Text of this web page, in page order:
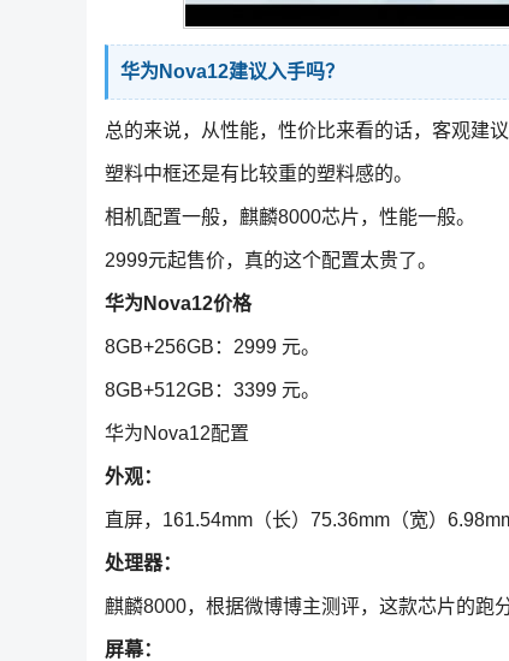
华为Nova12建议入手吗？
总的来说，从性能，性价比来看的话，客观建议
塑料中框还是有比较重的塑料感的。
相机配置一般，麒麟8000芯片，性能一般。
2999元起售价，真的这个配置太贵了。
华为Nova12价格
8GB+256GB：2999 元。
8GB+512GB：3399 元。
华为Nova12配置
外观：
直屏，161.54mm（长）75.36mm（宽）
处理器：
麒麟8000，根据微博博主测评，这款芯片的跑
屏幕：